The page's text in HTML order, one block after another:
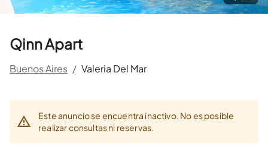
Qinn Apart
Buenos Aires / Valeria Del Mar
Este anuncio se encuentra inactivo. No es posible
realizar consultas ni reservas.